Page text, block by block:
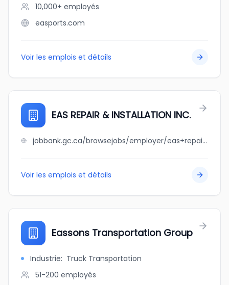
10,000+ employés
easports.com
Voir les emplois et détails
EAS REPAIR & INSTALLATION INC.
jobbank.gc.ca/browsejobs/employer/eas+repair+%26+installation+inc./ca
Voir les emplois et détails
Eassons Transportation Group
Industrie: Truck Transportation
51-200 employés